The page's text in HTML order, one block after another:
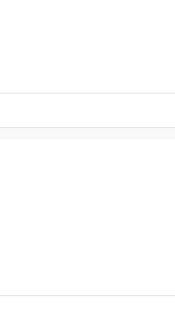
нестандартные блюда,
последних доступных данных от